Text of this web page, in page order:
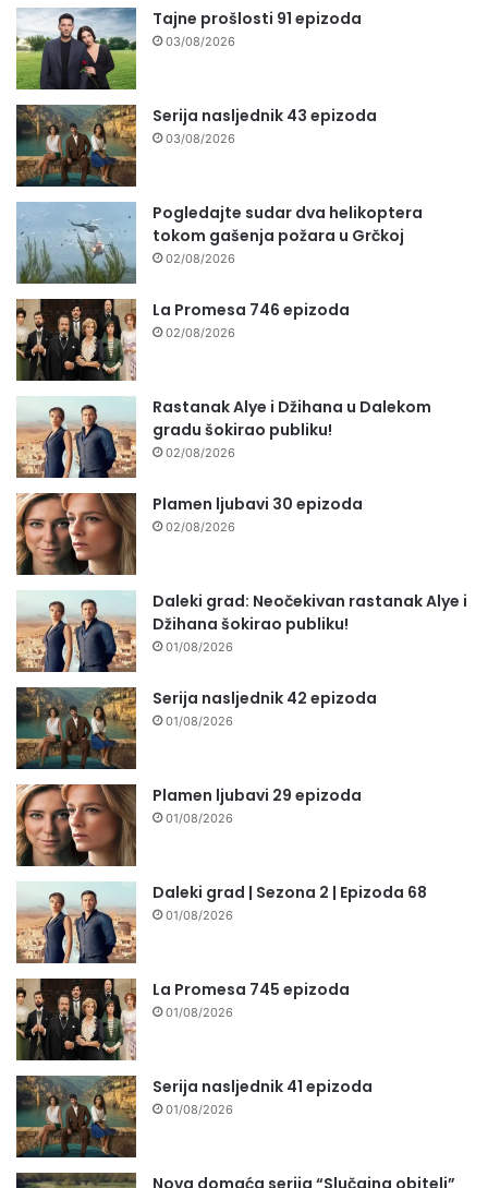
Tajne prošlosti 91 epizoda
03/08/2026
Serija nasljednik 43 epizoda
03/08/2026
Pogledajte sudar dva helikoptera
tokom gašenja požara u Grčkoj
02/08/2026
La Promesa 746 epizoda
02/08/2026
Rastanak Alye i Džihana u Dalekom
gradu šokirao publiku!
02/08/2026
Plamen ljubavi 30 epizoda
02/08/2026
Daleki grad: Neočekivan rastanak Alye i
Džihana šokirao publiku!
01/08/2026
Serija nasljednik 42 epizoda
01/08/2026
Plamen ljubavi 29 epizoda
01/08/2026
Daleki grad | Sezona 2 | Epizoda 68
01/08/2026
La Promesa 745 epizoda
01/08/2026
Serija nasljednik 41 epizoda
01/08/2026
Nova domaća serija “Slučajna obitelj”